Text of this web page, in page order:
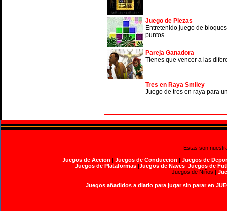
Juego de Piezas
Entretenido juego de
puntos.
Pareja Ganadora
Tienes que vencer a las
Tres en Raya Smiley
Juego de tres en raya para
Estas son
Juegos de Accion | Juegos de Conduccion | Juegos de
Juegos de Plataformas|Juegos de Naves|Juegos de
Juegos de Niños |
Juegos añadidos a diario para jugar sin parar en